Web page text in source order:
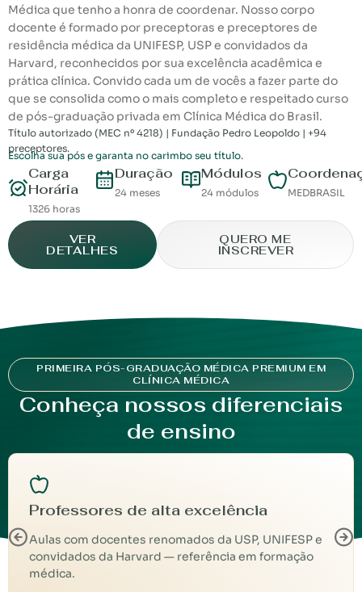
Médica que tenho a honra de coordenar. Nosso corpo
docente é formado por preceptoras e preceptores de
residência médica da UNIFESP, USP e convidados da
Harvard, reconhecidos por sua excelência acadêmica e
prática clínica. Convido cada um de vocês a fazer parte do
que se consolida como o mais completo e respeitado curso
de pós-graduação privada em Clínica Médica do Brasil.
Título autorizado (MEC nº 4218) | Fundação Pedro Leopoldo | +94
preceptores.
Escolha sua pós e garanta no carimbo seu título.
Carga
Horária
1326 horas
Duração
24 meses
Módulos
24 módulos MEDBRASIL
VER
DETALHES
QUERO ME
INSCREVER
PRIMEIRA PÓS-GRADUAÇÃO MÉDICA PREMIUM EM
CLÍNICA MÉDICA
Conheça nossos diferenciais
de ensino
Professores de alta excelência
Aulas com docentes renomados da USP, UNIFESP e
convidados da Harvard — referência em formação
médica.